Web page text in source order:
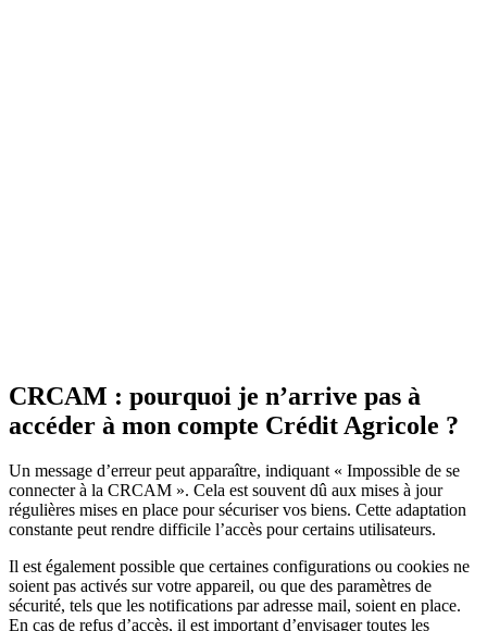
CRCAM : pourquoi je n’arrive pas à
accéder à mon compte Crédit Agricole ?
Un message d’erreur peut apparaître, indiquant « Impossible de se
connecter à la CRCAM ». Cela est souvent dû aux mises à jour
régulières mises en place pour sécuriser vos biens. Cette adaptation
constante peut rendre difficile l’accès pour certains utilisateurs.
Il est également possible que certaines configurations ou cookies ne
soient pas activés sur votre appareil, ou que des paramètres de
sécurité, tels que les notifications par adresse mail, soient en place.
En cas de refus d’accès, il est important d’envisager toutes les